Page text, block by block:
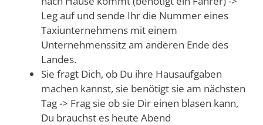
Leg auf und sende Ihr die Nummer eines
Taxiunternehmens mit einem
Unternehmenssitz am anderen Ende des
Landes.
Sie fragt Dich, ob Du ihre Hausaufgaben
machen kannst, sie benötigt sie am nächsten
Tag -> Frag sie ob sie Dir einen blasen kann,
Du brauchst es heute Abend